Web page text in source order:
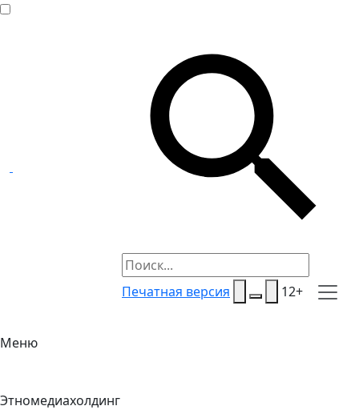
Печатная версия 12+
Меню
Этномедиахолдинг